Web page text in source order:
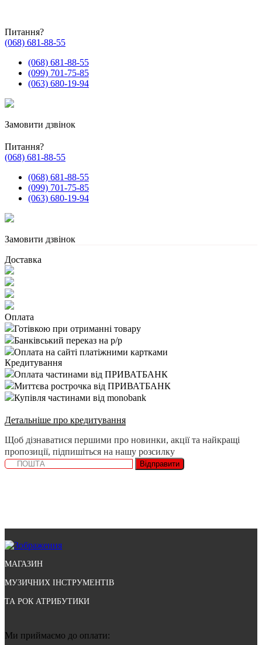
Питання?
(068) 681-88-55
(068) 681-88-55
(099) 701-75-85
(063) 680-19-94
Замовити дзвінок
Питання?
(068) 681-88-55
(068) 681-88-55
(099) 701-75-85
(063) 680-19-94
Замовити дзвінок
Доставка
Оплата
Готівкою при отриманні товару
Банківський переказ на р/р
Оплата на сайті платіжними картками
Кредитування
Оплата частинами від ПРИВАТБАНК
Миттєва рострочка від ПРИВАТБАНК
Купівля частинами від monobank
Детальніше про кредитування
Щоб дізнаватися першими про новинки, акції та найкращі
пропозиції, підпишіться на нашу розсилку
Відправити
МАГАЗИН
МУЗИЧНИХ ІНСТРУМЕНТІВ
ТА РОК АТРИБУТИКИ
Ми приймаємо до оплати: